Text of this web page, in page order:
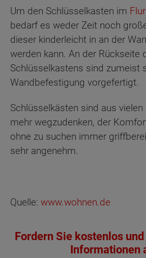
Um den Schlüsselkasten im Flur
bedarf es weder Zeit noch
dieser kinderleicht in an der
werden kann. An der Rückseite
Schlüsselkastens sind zumeist
Wandbefestigung vorgefertigt.
Schlüsselkästen sind aus
mehr wegzudenken, der
ohne zu suchen immer
sehr angenehm.
Quelle: www.wohnen.de
Fordern Sie kostenlos
Informationen